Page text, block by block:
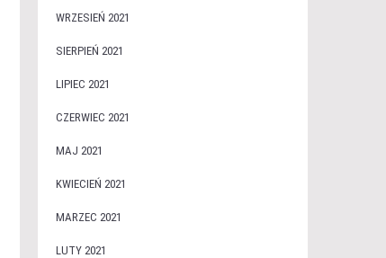
WRZESIEŃ 2021
SIERPIEŃ 2021
LIPIEC 2021
CZERWIEC 2021
MAJ 2021
KWIECIEŃ 2021
MARZEC 2021
LUTY 2021